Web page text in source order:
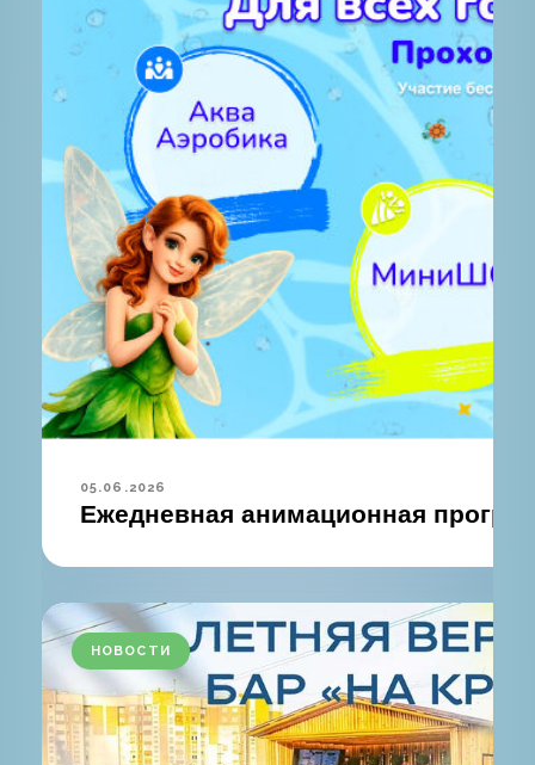
05.06.2026
Ежедневная анимационная
НОВОСТИ